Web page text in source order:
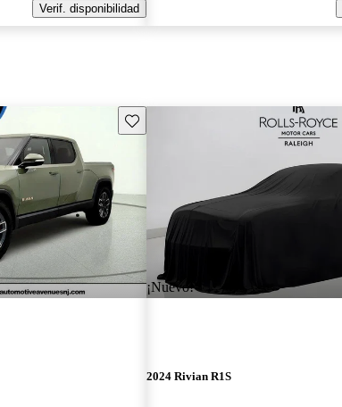
Verif. disponibilidad
Guarda este Aviso
¡Nuevo!
2024 Rivian R1S